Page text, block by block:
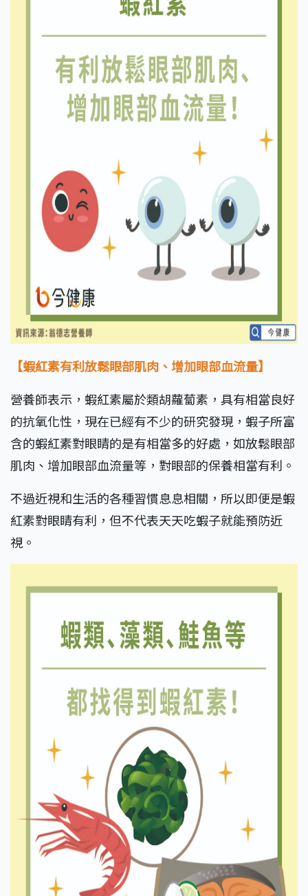
【蝦紅素有利放鬆眼部肌肉、增加眼部血流量】
營養師表示，蝦紅素屬於類胡蘿蔔素，具有相當良好
的抗氧化性，現在已經有不少的研究發現，蝦子所富
含的蝦紅素對眼睛的是有相當多的好處，如放鬆眼部
肌肉、增加眼部血流量等，對眼部的保養相當有利。
不過近視和生活的各種習慣息息相關，所以即便是蝦
紅素對眼睛有利，但不代表天天吃蝦子就能預防近
視。